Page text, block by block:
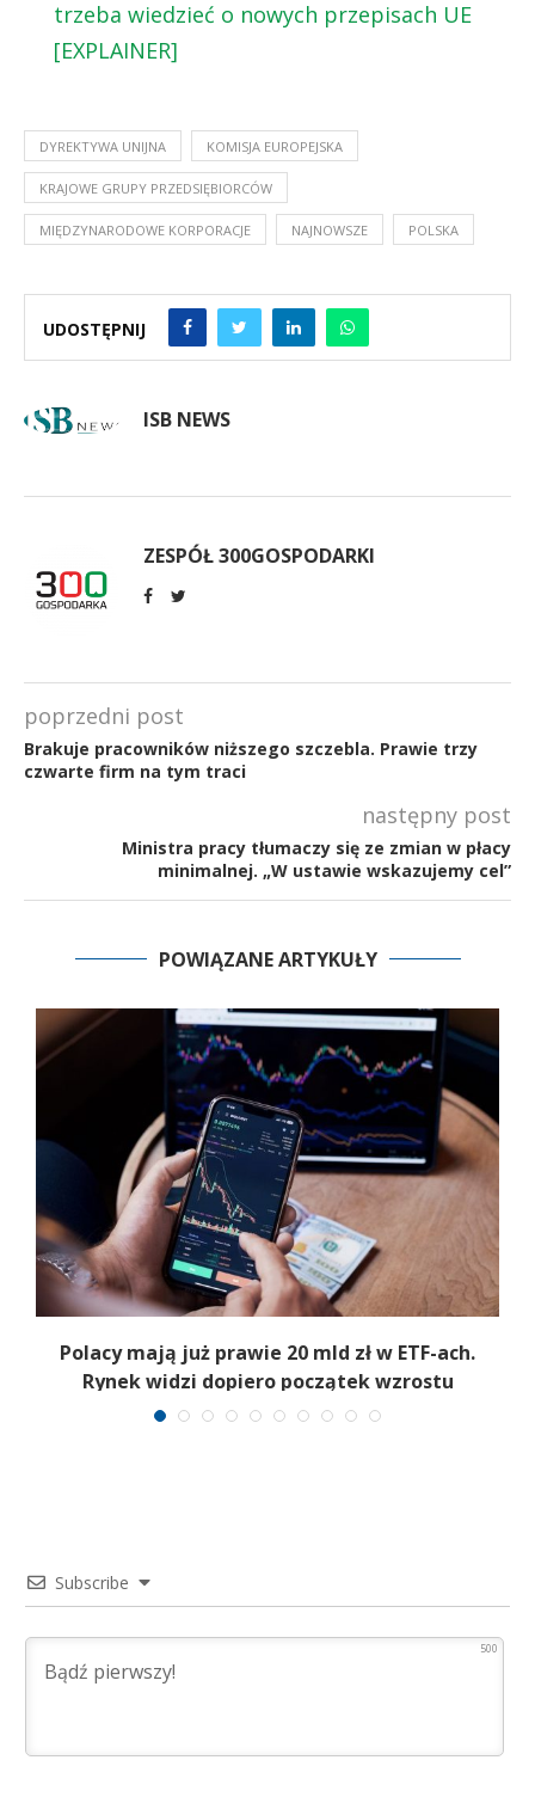
trzeba wiedzieć o nowych przepisach UE
[EXPLAINER]
DYREKTYWA UNIJNA KOMISJA EUROPEJSKA
KRAJOWE GRUPY PRZEDSIĘBIORCÓW
MIĘDZYNARODOWE KORPORACJE NAJNOWSZE POLSKA
UDOSTĘPNIJ
ISB NEWS
ZESPÓŁ 300GOSPODARKI
poprzedni post
Brakuje pracowników niższego szczebla. Prawie trzy
czwarte firm na tym traci
następny post
Ministra pracy tłumaczy się ze zmian w płacy
minimalnej. „W ustawie wskazujemy cel”
POWIĄZANE ARTYKUŁY
Polacy mają już prawie 20 mld zł w ETF-ach.
Rynek widzi dopiero początek wzrostu
Subscribe
500